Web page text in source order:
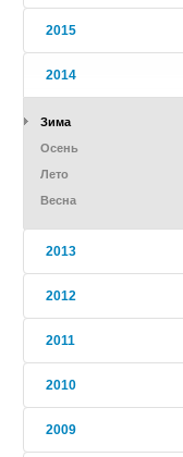
2015
2014
Зима
Осень
Лето
Весна
2013
2012
2011
2010
2009